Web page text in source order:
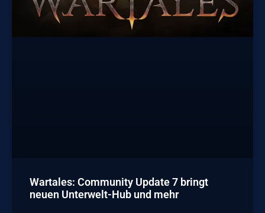
Wartales: Community Update 7 bringt
neuen Unterwelt-Hub und mehr